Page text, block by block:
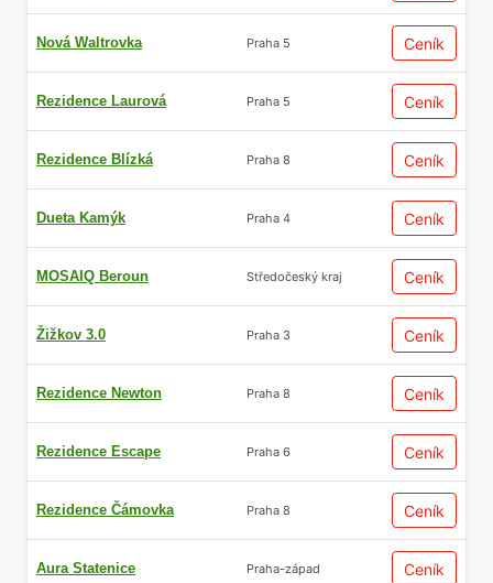
Nová Waltrovka Praha 5 Ceník
Rezidence Laurová Praha 5 Ceník
Rezidence Blízká Praha 8 Ceník
Dueta Kamýk Praha 4 Ceník
MOSAIQ Beroun Středočeský kraj Ceník
Žižkov 3.0 Praha 3 Ceník
Rezidence Newton Praha 8 Ceník
Rezidence Escape Praha 6 Ceník
Rezidence Čámovka Praha 8 Ceník
Aura Statenice Praha-západ Ceník